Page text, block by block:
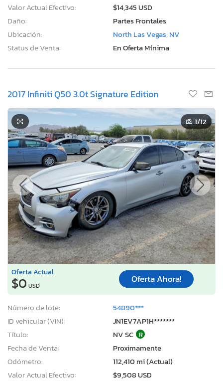
Valor Actual Efectivo:
$14,345 USD
Daño:
Partes Frontales
Ubicación:
North Las Vegas, NV
Status de Venta:
En Oferta Mínima
2017 Infiniti Q50 3.0t Signature Edition
1/12
Oferta Actual
$0 USD
Oferta Ahora!
Número de lote:
54890***
ID vehicular (VIN):
JN1EV7AP1H*******
Título:
NV SC R
Fecha de Venta:
Proximamente
Odómetro:
112,410 mi (Actual)
Valor Actual Efectivo:
$9,508 USD